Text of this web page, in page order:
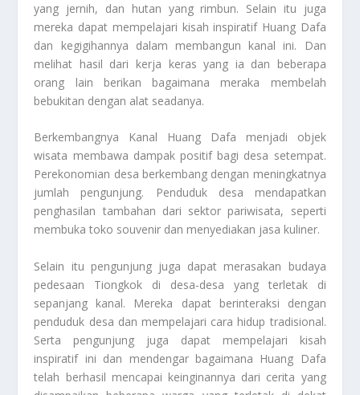
yang jernih, dan hutan yang rimbun. Selain itu juga
mereka dapat mempelajari kisah inspiratif Huang Dafa
dan kegigihannya dalam membangun kanal ini. Dan
melihat hasil dari kerja keras yang ia dan beberapa
orang lain berikan bagaimana meraka membelah
bebukitan dengan alat seadanya.
Berkembangnya Kanal Huang Dafa menjadi objek
wisata membawa dampak positif bagi desa setempat.
Perekonomian desa berkembang dengan meningkatnya
jumlah pengunjung. Penduduk desa mendapatkan
penghasilan tambahan dari sektor pariwisata, seperti
membuka toko souvenir dan menyediakan jasa kuliner.
Selain itu pengunjung juga dapat merasakan budaya
pedesaan Tiongkok di desa-desa yang terletak di
sepanjang kanal. Mereka dapat berinteraksi dengan
penduduk desa dan mempelajari cara hidup tradisional.
Serta pengunjung juga dapat mempelajari kisah
inspiratif ini dan mendengar bagaimana Huang Dafa
telah berhasil mencapai keinginannya dari cerita yang